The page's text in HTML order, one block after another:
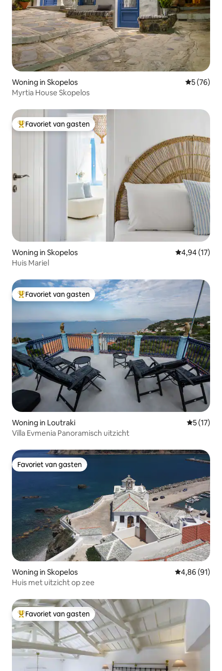
Woning in Skopelos
5 (76)
Myrtia House Skopelos
Topfavoriet van gasten
Favoriet van gasten
Woning in Skopelos Gemiddelde
4,94 (17)
Huis Mariel
Topfavoriet van gasten
Favoriet van gasten
Woning in Loutraki
5 (17)
Villa Evmenia Panoramisch uitzicht
Favoriet van gasten
Favoriet van gasten
Woning in Skopelos Gemiddelde
4,86 (91)
Huis met uitzicht op zee
Topfavoriet van gasten
Favoriet van gasten